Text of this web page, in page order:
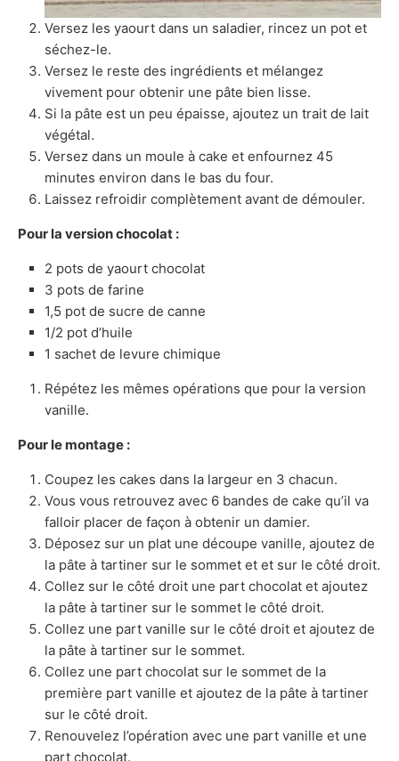
Versez les yaourt dans un saladier, rincez un pot et
séchez-le.
Versez le reste des ingrédients et mélangez
vivement pour obtenir une pâte bien lisse.
Si la pâte est un peu épaisse, ajoutez un trait de lait
végétal.
Versez dans un moule à cake et enfournez 45
minutes environ dans le bas du four.
Laissez refroidir complètement avant de démouler.
Pour la version chocolat :
2 pots de yaourt chocolat
3 pots de farine
1,5 pot de sucre de canne
1/2 pot d’huile
1 sachet de levure chimique
Répétez les mêmes opérations que pour la version
vanille.
Pour le montage :
Coupez les cakes dans la largeur en 3 chacun.
Vous vous retrouvez avec 6 bandes de cake qu’il va
falloir placer de façon à obtenir un damier.
Déposez sur un plat une découpe vanille, ajoutez de
la pâte à tartiner sur le sommet et et sur le côté droit.
Collez sur le côté droit une part chocolat et ajoutez
la pâte à tartiner sur le sommet le côté droit.
Collez une part vanille sur le côté droit et ajoutez de
la pâte à tartiner sur le sommet.
Collez une part chocolat sur le sommet de la
première part vanille et ajoutez de la pâte à tartiner
sur le côté droit.
Renouvelez l’opération avec une part vanille et une
part chocolat.